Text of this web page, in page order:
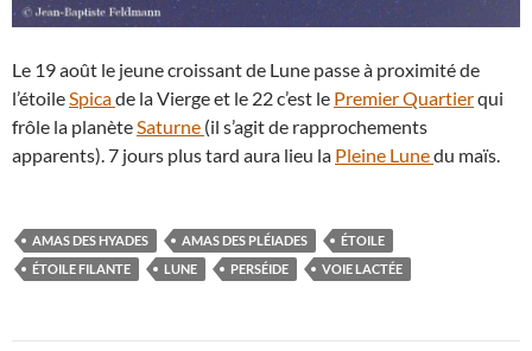
Le 19 août le jeune croissant de Lune passe à proximité de
l’étoileSpicade la Vierge et le 22 c’est le Premier Quartierqui
frôle la planèteSaturne (il s’agit de rapprochements
apparents). 7 jours plus tard aura lieu la Pleine Lunedu maïs.
AMAS DES HYADES AMAS DES PLÉIADES
ÉTOILE
ÉTOILE FILANTE
LUNE PERSÉIDE VOIE LACTÉE